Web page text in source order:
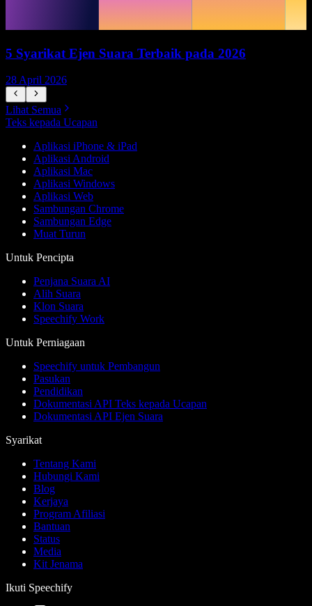
5 Syarikat Ejen Suara Terbaik pada 2026
28 April 2026
Lihat Semua
Teks kepada Ucapan
Aplikasi iPhone & iPad
Aplikasi Android
Aplikasi Mac
Aplikasi Windows
Aplikasi Web
Sambungan Chrome
Sambungan Edge
Muat Turun
Untuk Pencipta
Penjana Suara AI
Alih Suara
Klon Suara
Speechify Work
Untuk Perniagaan
Speechify untuk Pembangun
Pasukan
Pendidikan
Dokumentasi API Teks kepada Ucapan
Dokumentasi API Ejen Suara
Syarikat
Tentang Kami
Hubungi Kami
Blog
Kerjaya
Program Afiliasi
Bantuan
Status
Media
Kit Jenama
Ikuti Speechify